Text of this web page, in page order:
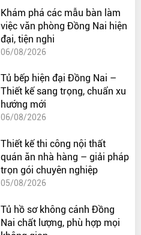
Khám phá các mẫu bàn làm
việc văn phòng Đồng Nai hiện
đại, tiện nghi
06/08/2026
Tủ bếp hiện đại Đồng Nai –
Thiết kế sang trọng, chuẩn xu
hướng mới
06/08/2026
Thiết kế thi công nội thất
quán ăn nhà hàng – giải pháp
trọn gói chuyên nghiệp
05/08/2026
Tủ hồ sơ không cánh Đồng
Nai chất lượng, phù hợp mọi